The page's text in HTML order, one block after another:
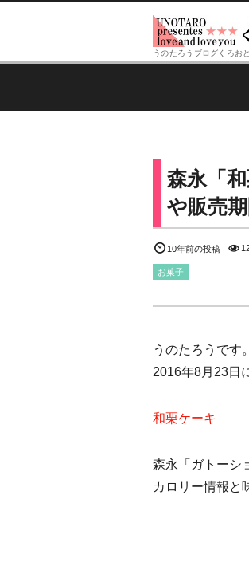
うのたろうブログくろおと
森永「
や販売
10年前の投稿
お菓子
うのたろうです。
2016年8月23日
和栗ケーキ
森永「ガトーシ
カロリー情報